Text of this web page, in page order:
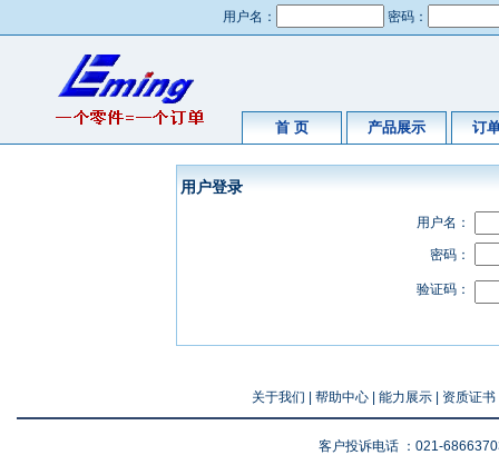
用户名： 密码：
首 页 产品展示 订
用户登录
用户名：
密码：
验证码：
关于我们 帮助中心 能力展示 资质证书
客户投诉电话 ：021-